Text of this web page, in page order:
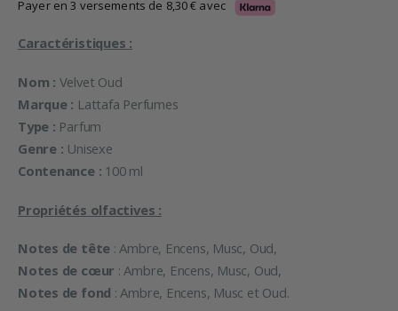
Payer en 3 versements de 8,30€ avec
Caractéristiques :
Nom : Velvet Oud
Marque : Lattafa Perfumes
Type : Parfum
Genre : Unisexe
Contenance : 100 ml
Propriétés olfactives :
Notes de tête : Ambre, Encens, Musc, Oud,
Notes de cœur : Ambre, Encens, Musc, Oud,
Notes de fond : Ambre, Encens, Musc et Oud.